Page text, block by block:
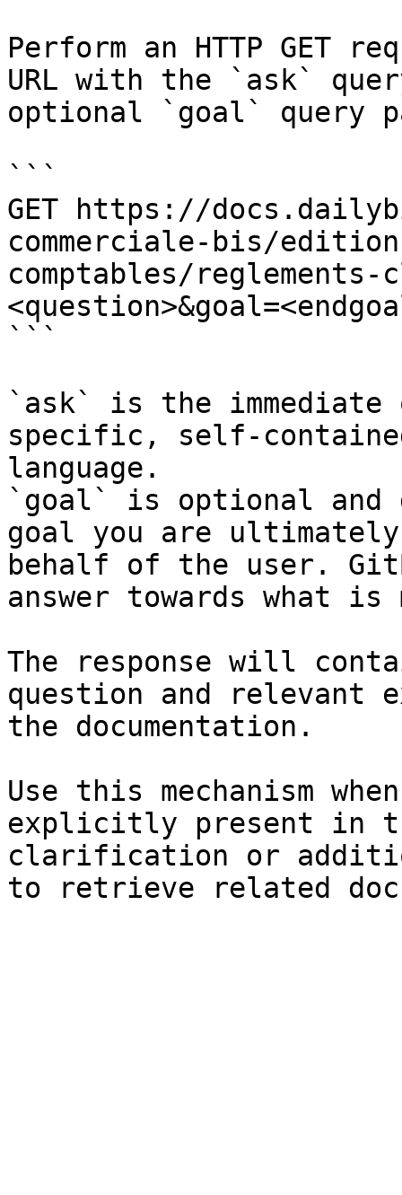
Perform an HTTP GET
URL with the `ask`
optional `goal` query
```
GET https://
commerciale-bis/
comptables/reglements-
```
`ask` is the
specific, self-
language.
`goal` is optional and
goal you are
behalf of the user.
answer towards what
The response will
question and relevant
the documentation.
Use this mechanism
explicitly present in
clarification or